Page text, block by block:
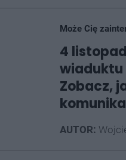
Może Cię
4
wiaduktu
Zobacz,
AUTOR: